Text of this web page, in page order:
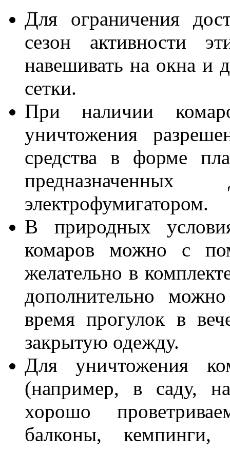
Для ограничения
сезон активности
навешивать на окна и
сетки.
При наличии
уничтожения
средства в форме
электрофумигатором.
В природных
комаров можно с
желательно в
дополнительно
время прогулок в
закрытую одежду.
Для уничтожения
(например, в саду,
хорошо
балконы,